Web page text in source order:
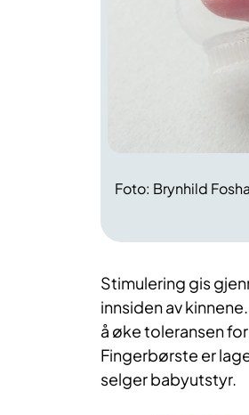
Foto: Brynhild
Stimulering gis
innsiden av
å øke toleransen
Fingerbørste er
selger babyutstyr.